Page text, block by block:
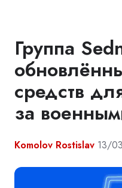
Группа
средств
за
Komolov Rostislav 13/